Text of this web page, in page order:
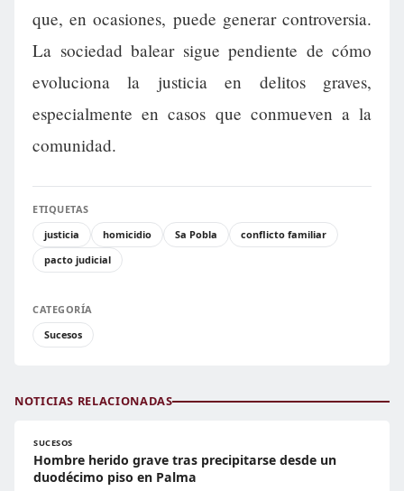
que, en ocasiones, puede generar controversia.
La sociedad balear sigue pendiente de cómo
evoluciona la justicia en delitos graves,
especialmente en casos que conmueven a la
comunidad.
ETIQUETAS
justicia
homicidio Sa Pobla
conflicto familiar
pacto judicial
CATEGORÍA
Sucesos
NOTICIAS RELACIONADAS
SUCESOS
Hombre herido grave tras precipitarse desde un
duodécimo piso en Palma